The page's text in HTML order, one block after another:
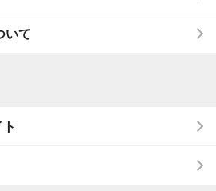
いて